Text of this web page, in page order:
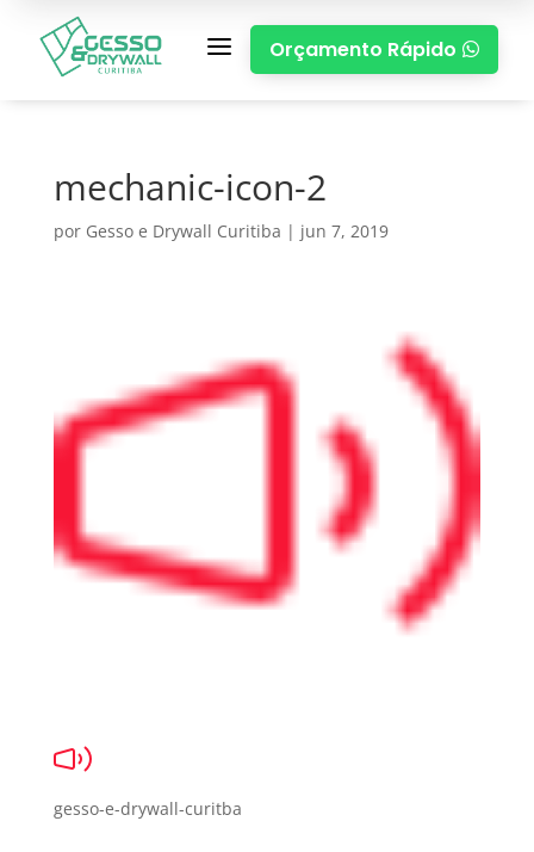
a Orçamento Rápido 
mechanic-icon-2
por Gesso e Drywall Curitiba | jun 7, 2019
gesso-e-drywall-curitba